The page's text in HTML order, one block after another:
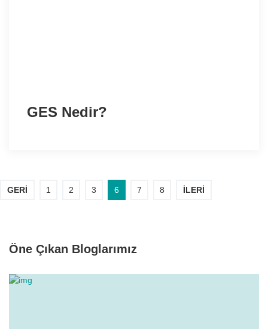
GES Nedir?
GERI 1 2 3 6 7 8 İLERI
Öne Çıkan Bloglarımız